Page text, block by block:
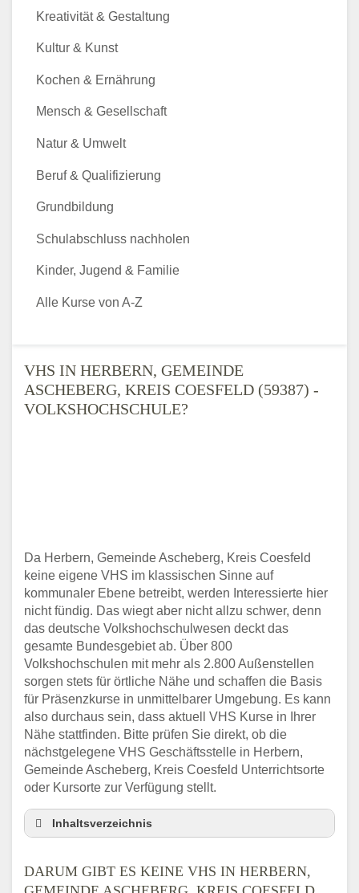
VHS IN HERBERN, GEMEINDE
ASCHEBERG, KREIS COESFELD (59387) -
VOLKSHOCHSCHULE?
Da Herbern, Gemeinde Ascheberg, Kreis Coesfeld
keine eigene VHS im klassischen Sinne auf
kommunaler Ebene betreibt, werden Interessierte hier
nicht fündig. Das wiegt aber nicht allzu schwer, denn
das deutsche Volkshochschulwesen deckt das
gesamte Bundesgebiet ab. Über 800
Volkshochschulen mit mehr als 2.800 Außenstellen
sorgen stets für örtliche Nähe und schaffen die Basis
für Präsenzkurse in unmittelbarer Umgebung. Es kann
also durchaus sein, dass aktuell VHS Kurse in Ihrer
Nähe stattfinden. Bitte prüfen Sie direkt, ob die
nächstgelegene VHS Geschäftsstelle in Herbern,
Gemeinde Ascheberg, Kreis Coesfeld Unterrichtsorte
oder Kursorte zur Verfügung stellt.
Inhaltsverzeichnis
Gemeinde Ascheberg, Kreis Coesfeld
3 schnelle Tipps
DARUM GIBT ES KEINE VHS IN HERBERN,
Kreativität & Gestaltung
Kultur & Kunst
Kochen & Ernährung
Mensch & Gesellschaft
Natur & Umwelt
Beruf & Qualifizierung
Grundbildung
Schulabschluss nachholen
Kinder, Jugend & Familie
Alle Kurse von A-Z